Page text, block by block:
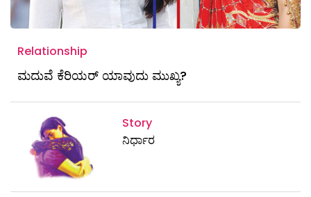
Relationship
ಮದುವೆ ಕೆರಿಯರ್ ಯಾವುದು ಮುಖ್ಯ?
Story
ನಿರ್ಧಾರ